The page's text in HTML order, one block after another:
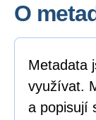
O
Metadata
využívat.
a popisují